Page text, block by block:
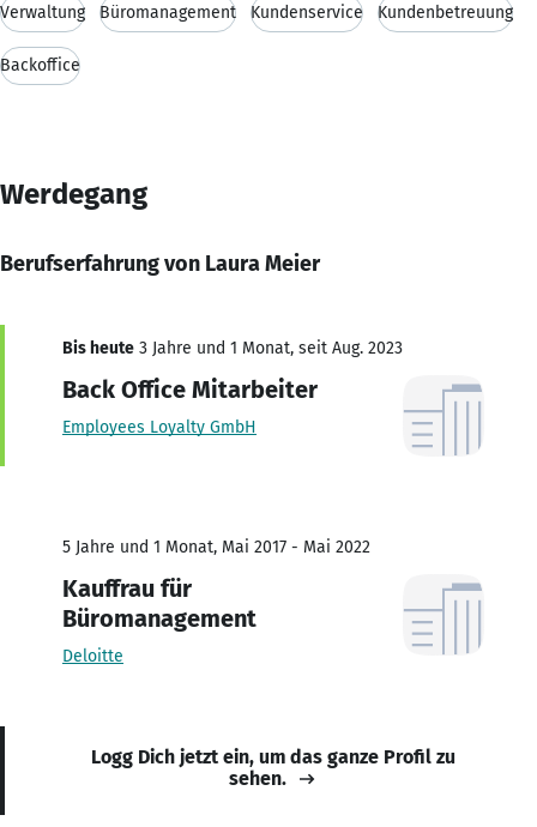
Verwaltung Büromanagement Kundenservice Kundenbetreuung
Backoffice
Werdegang
Berufserfahrung von Laura Meier
Bis heute 3 Jahre und 1 Monat, seit Aug. 2023
Back Office Mitarbeiter
Employees Loyalty GmbH
5 Jahre und 1 Monat, Mai 2017 - Mai 2022
Kauffrau für
Büromanagement
Deloitte
Logg Dich jetzt ein, um das ganze Profil zu
sehen.